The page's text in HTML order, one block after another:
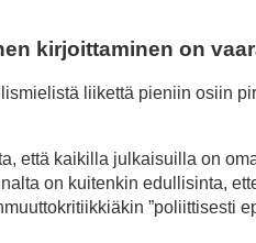
kirjoittaminen on
liikettä pieniin osiin
että kaikilla julkaisuilla on
on kuitenkin edullisinta,
”poliittisesti